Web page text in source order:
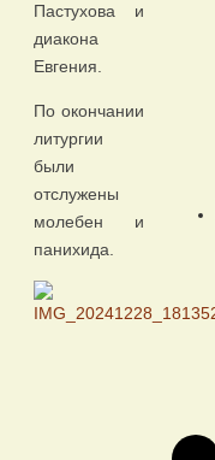
Пастухова и
диакона
Евгения.
По окончании
литургии
были
отслужены
молебен и
панихида.